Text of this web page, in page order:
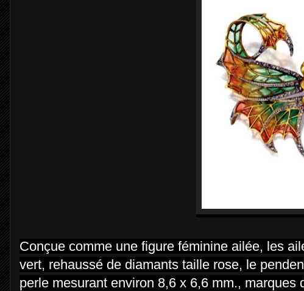
Conçue comme une figure féminine ailée, les
vert, rehaussé de diamants taille rose, le
perle mesurant environ 8,6 x 6,6 mm.,